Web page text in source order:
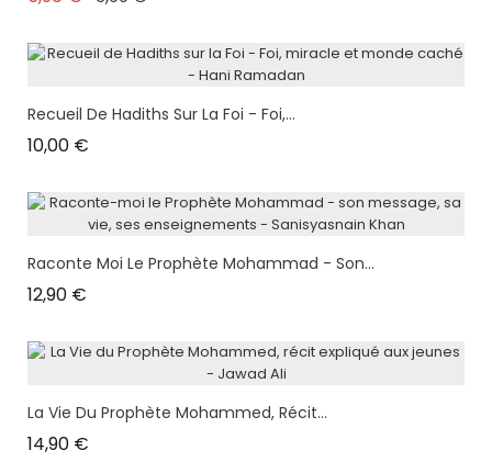
Recueil De Hadiths Sur La Foi - Foi,...
10,00 €
Raconte Moi Le Prophète Mohammad - Son...
12,90 €
La Vie Du Prophète Mohammed, Récit...
14,90 €